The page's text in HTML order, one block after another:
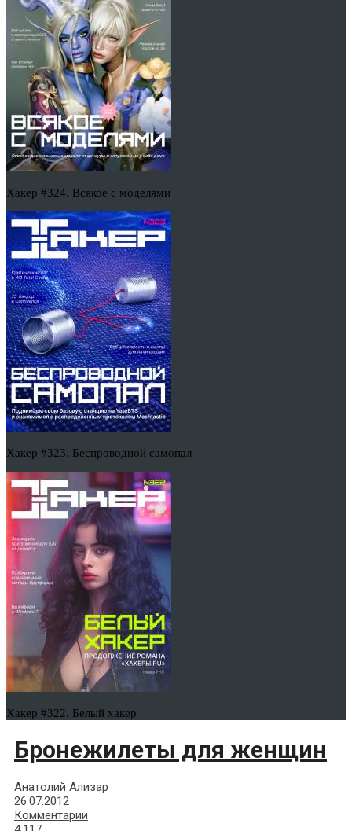
Хакер #324. Всякое с моделями
Хакер #323. Беспроводной самопал
Хакер #322. Белый хакер
Бронежилеты для женщин
Анатолий Ализар
26.07.2012
Комментарии